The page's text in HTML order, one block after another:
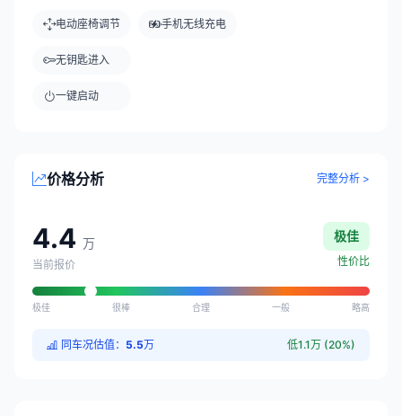
电动座椅调节
无钥匙进入
一键启动
手机无线充电
价格分析 完整分析 >
4.4 万
当前报价
极佳
性价比
极佳 很棒 合理 一般 略高
同车况估值： 5.5万 低1.1万 (20%)